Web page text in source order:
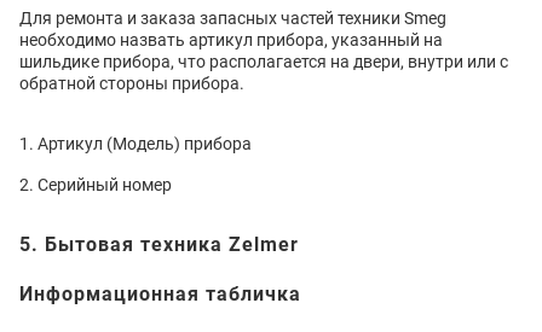
Для ремонта и заказа запасных частей техники Smeg
необходимо назвать артикул прибора, указанный на
шильдике прибора, что располагается на двери, внутри или с
обратной стороны прибора.
Артикул (Модель) прибора
Серийный номер
5. Бытовая техника Zelmer
Информационная табличка